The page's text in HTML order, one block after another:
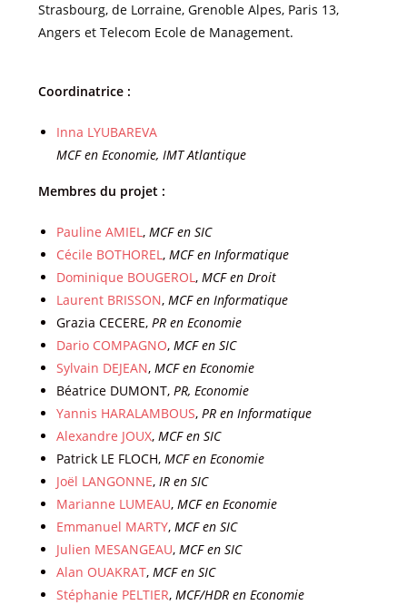
Strasbourg, de Lorraine, Grenoble Alpes, Paris 13,
Angers et Telecom Ecole de Management.
Coordinatrice :
Inna LYUBAREVA
MCF en Economie, IMT Atlantique
Membres du projet :
Pauline AMIEL,MCF en SIC
Cécile BOTHOREL,MCF en Informatique
Dominique BOUGEROL,MCF en Droit
Laurent BRISSON,MCF en Informatique
Grazia CECERE,PR en Economie
Dario COMPAGNO,MCF en SIC
Sylvain DEJEAN,MCF en Economie
Béatrice DUMONT,PR, Economie
Yannis HARALAMBOUS,PR en Informatique
Alexandre JOUX,MCF en SIC
Patrick LE FLOCH,MCF en Economie
Joël LANGONNE,IR en SIC
Marianne LUMEAU,MCF en Economie
Emmanuel MARTY,MCF en SIC
Julien MESANGEAU,MCF en SIC
Alan OUAKRAT,MCF en SIC
Stéphanie PELTIER,MCF/HDR en Economie